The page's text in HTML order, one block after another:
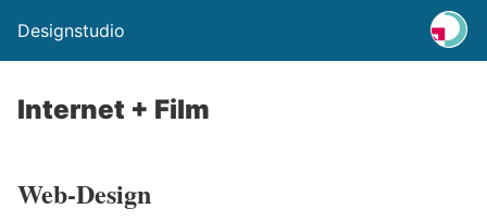
Designstudio
Internet + Film
Web-Design